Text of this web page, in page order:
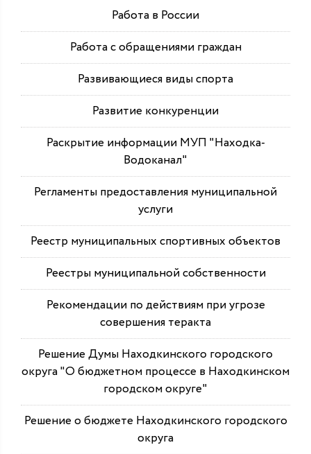
Работа в России
Работа с обращениями граждан
Развивающиеся виды спорта
Развитие конкуренции
Раскрытие информации МУП "Находка-
Водоканал"
Регламенты предоставления муниципальной
услуги
Реестр муниципальных спортивных объектов
Реестры муниципальной собственности
Рекомендации по действиям при угрозе
совершения теракта
Решение Думы Находкинского городского
округа "О бюджетном процессе в Находкинском
городском округе"
Решение о бюджете Находкинского городского
округа